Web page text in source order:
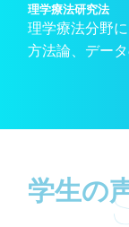
理学療法研究法
理学療法分野
方法論、デー
学生の